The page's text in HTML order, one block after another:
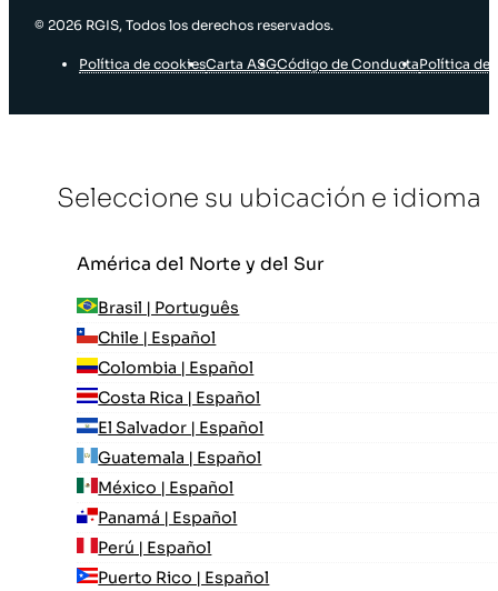
© 2026 RGIS, Todos los derechos reservados.
Política de cookiesCarta ASGCódigo de ConductaPolítica de
Seleccione su ubicación e idioma
América del Norte y del Sur
Brasil | Português
Chile | Español
Colombia | Español
Costa Rica | Español
El Salvador | Español
Guatemala | Español
México | Español
Panamá | Español
Perú | Español
Puerto Rico | Español